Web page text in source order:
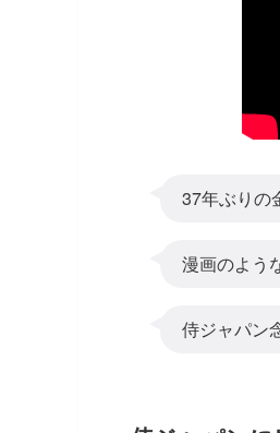
37年ぶりの
漫画のよう
侍ジャパン